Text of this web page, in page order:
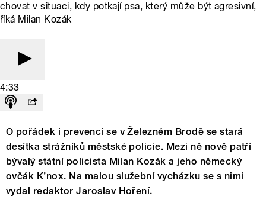
chovat v situaci, kdy potkají psa, který může být agresivní,
říká Milan Kozák
4:33
O pořádek i prevenci se v Železném Brodě se stará
desítka strážníků městské policie. Mezi ně nově patří
bývalý státní policista Milan Kozák a jeho německý
ovčák K’nox. Na malou služební vycházku se s nimi
vydal redaktor Jaroslav Hoření.